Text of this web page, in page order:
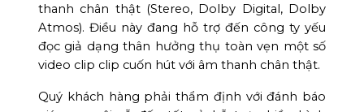
thanh chân thật (Stereo, Dolby Digital, Dolby
Atmos). Điều này đang hỗ trợ đến công ty yếu
đọc giả dạng thân hưởng thụ toàn vẹn một số
video clip clip cuốn hút với âm thanh chân thật.
Quý khách hàng phải thẩm định với đánh báo